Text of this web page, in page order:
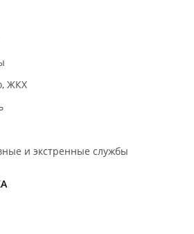
ЖКХ
и экстренные службы